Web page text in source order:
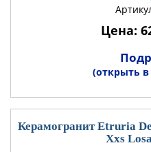
Цена:
(открыть
Керамогранит Etruria
Xxs